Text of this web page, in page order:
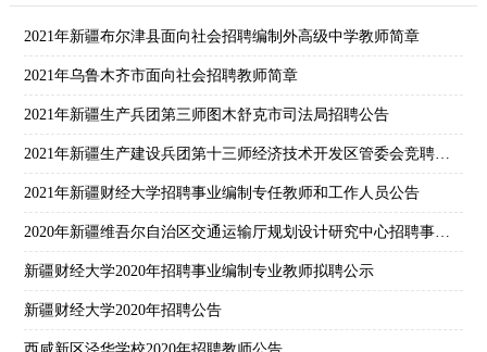
2021年新疆布尔津县面向社会招聘编制外高级中学教师简章
2021年乌鲁木齐市面向社会招聘教师简章
2021年新疆生产兵团第三师图木舒克市司法局招聘公告
2021年新疆生产建设兵团第十三师经济技术开发区管委会竞聘公告
2021年新疆财经大学招聘事业编制专任教师和工作人员公告
2020年新疆维吾尔自治区交通运输厅规划设计研究中心招聘事业单位人员公告
新疆财经大学2020年招聘事业编制专业教师拟聘公示
新疆财经大学2020年招聘公告